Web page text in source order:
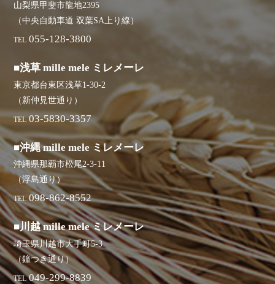
山梨県甲斐市龍地2395
（中央自動車道 双葉SA上り線）
TEL 055-128-3800
■浅草 mille mele ミレメーレ
東京都台東区浅草1-30-2
（新仲見世通り）
TEL 03-5830-3357
■沖縄 mille mele ミレメーレ
沖縄県那覇市松尾2-3-11
（浮島通り）
TEL 098-862-8552
■川越 mille mele ミレメーレ
埼玉県川越市大手町5-3
（鐘つき通り）
TEL 049-299-8839